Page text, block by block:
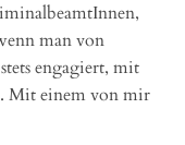
man von
engagiert, mit
Mit einem von mir